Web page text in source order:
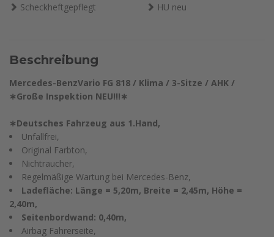
Scheckheftgepflegt HU neu
Beschreibung
Mercedes-BenzVario FG 818 / Klima / 3-Sitze / AHK /
∗Große Inspektion NEU!!!∗
∗Deutsches Fahrzeug aus 1.Hand,
Unfallfrei,
Original Farbton,
Nichtraucher,
Regelmäßige Wartung bei Mercedes-Benz,
Ladefläche: Länge = 5,20m, Breite = 2,45m, Höhe =
2,40m,
Seitenbordwand: 0,40m,
Airbag Fahrerseite,